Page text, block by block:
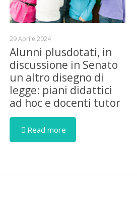
29 Aprile 2024
Alunni plusdotati, in
discussione in Senato
un altro disegno di
legge: piani didattici
ad hoc e docenti tutor
Read more